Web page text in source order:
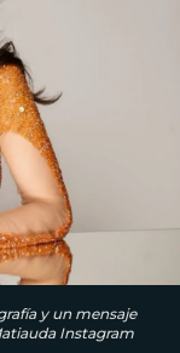
y un mensaje
Instagram